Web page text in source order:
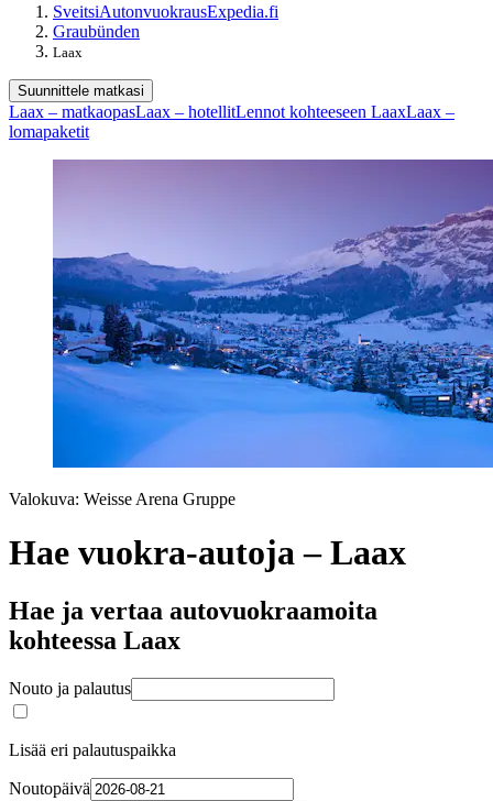
SveitsiAutonvuokrausExpedia.fi
Graubünden
Laax
Suunnittele matkasi
Laax – matkaopasLaax – hotellitLennot kohteeseen LaaxLaax –
lomapaketit
Valokuva: Weisse Arena Gruppe
Hae vuokra-autoja – Laax
Hae ja vertaa autovuokraamoita
kohteessa Laax
Nouto ja palautus
Lisää eri palautuspaikka
Noutopäivä